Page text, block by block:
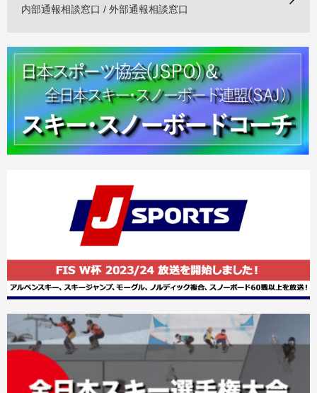
内部通報相談窓口 / 外部通報相談窓口